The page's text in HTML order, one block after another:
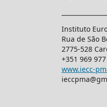
Instituto
Rua de São
2775-528
+351 969
www.iecc-